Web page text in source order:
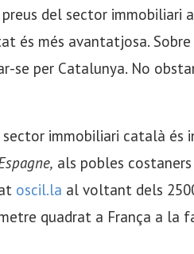
preus del sector
és més avantatjosa.
se per Catalunya. No
immobiliari català és
als pobles
oscil.la al voltant dels
quadrat a França a la